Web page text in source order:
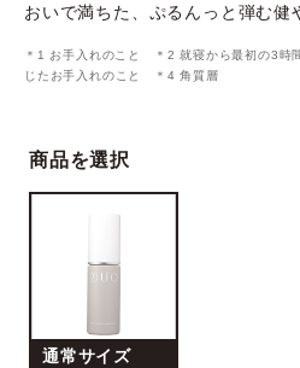
美容情報を発信・キレイをサポー
ベストコスメ受賞履歴
おいで満ちた、ぷるんっと弾む健
＊1 お手入れのこと ＊2 就寝から最初の3時
じたお手入れのこと ＊4 角質層
商品を選択
通常サイズ